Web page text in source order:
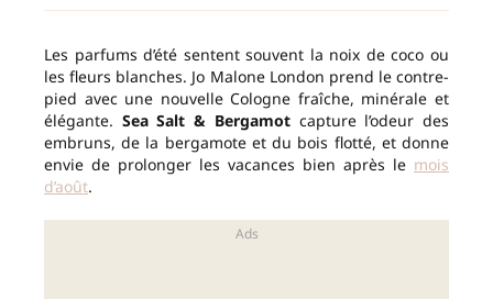
Les parfums d’été sentent souvent la noix de coco ou
les fleurs blanches. Jo Malone London prend le contre-
pied avec une nouvelle Cologne fraîche, minérale et
élégante. Sea Salt & Bergamotcapture l’odeur des
embruns, de la bergamote et du bois flotté, et donne
envie de prolonger les vacances bien après le mois
d’août.